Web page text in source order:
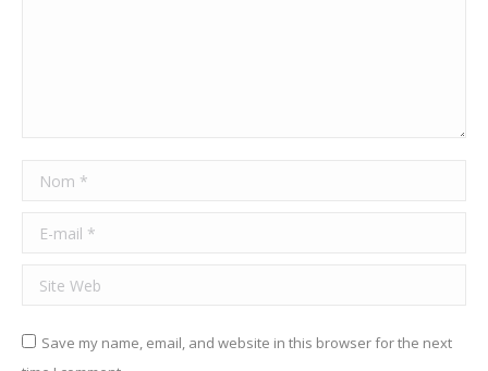
Nom *
E-mail *
Site Web
Save my name, email, and website in this browser for the next